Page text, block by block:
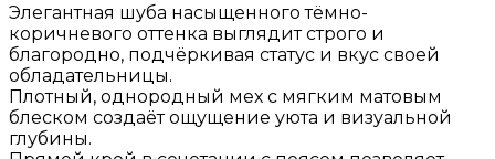
Элегантная шуба насыщенного тёмно-
коричневого оттенка выглядит строго и
благородно, подчёркивая статус и вкус своей
обладательницы.
Плотный, однородный мех с мягким матовым
блеском создаёт ощущение уюта и визуальной
глубины.